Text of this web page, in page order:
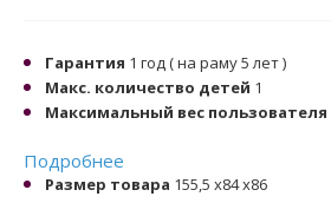
Гарантия 1 год ( на раму 5 лет )
Макс. количество детей 1
Максимальный вес пользователя
Подробнее
Размер товара 155,5 x84 x86